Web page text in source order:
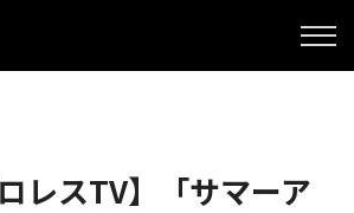
レスTV】「サマーア